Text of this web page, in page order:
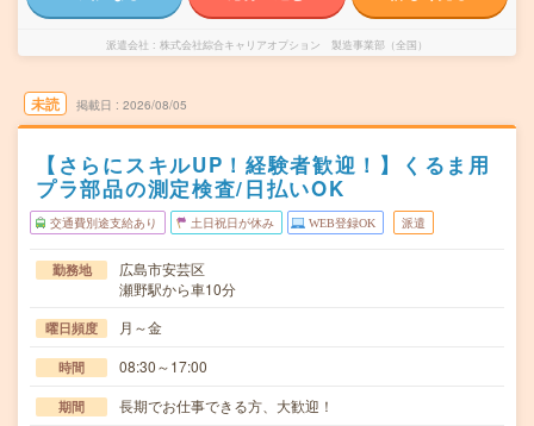
派遣会社 株式会社綜合キャリアオプション 製造事業部（全国）
未読 掲載日 2026/08/05
【さらにスキルUP！経験者歓迎！】くるま用
プラ部品の測定検査/日払いOK
交通費別途支給あり 土日祝日が休み WEB登録OK 派遣
勤務地
広島市安芸区
瀬野駅から車10分
曜日頻度 月～金
時間 08:30～17:00
期間 長期でお仕事できる方、大歓迎！